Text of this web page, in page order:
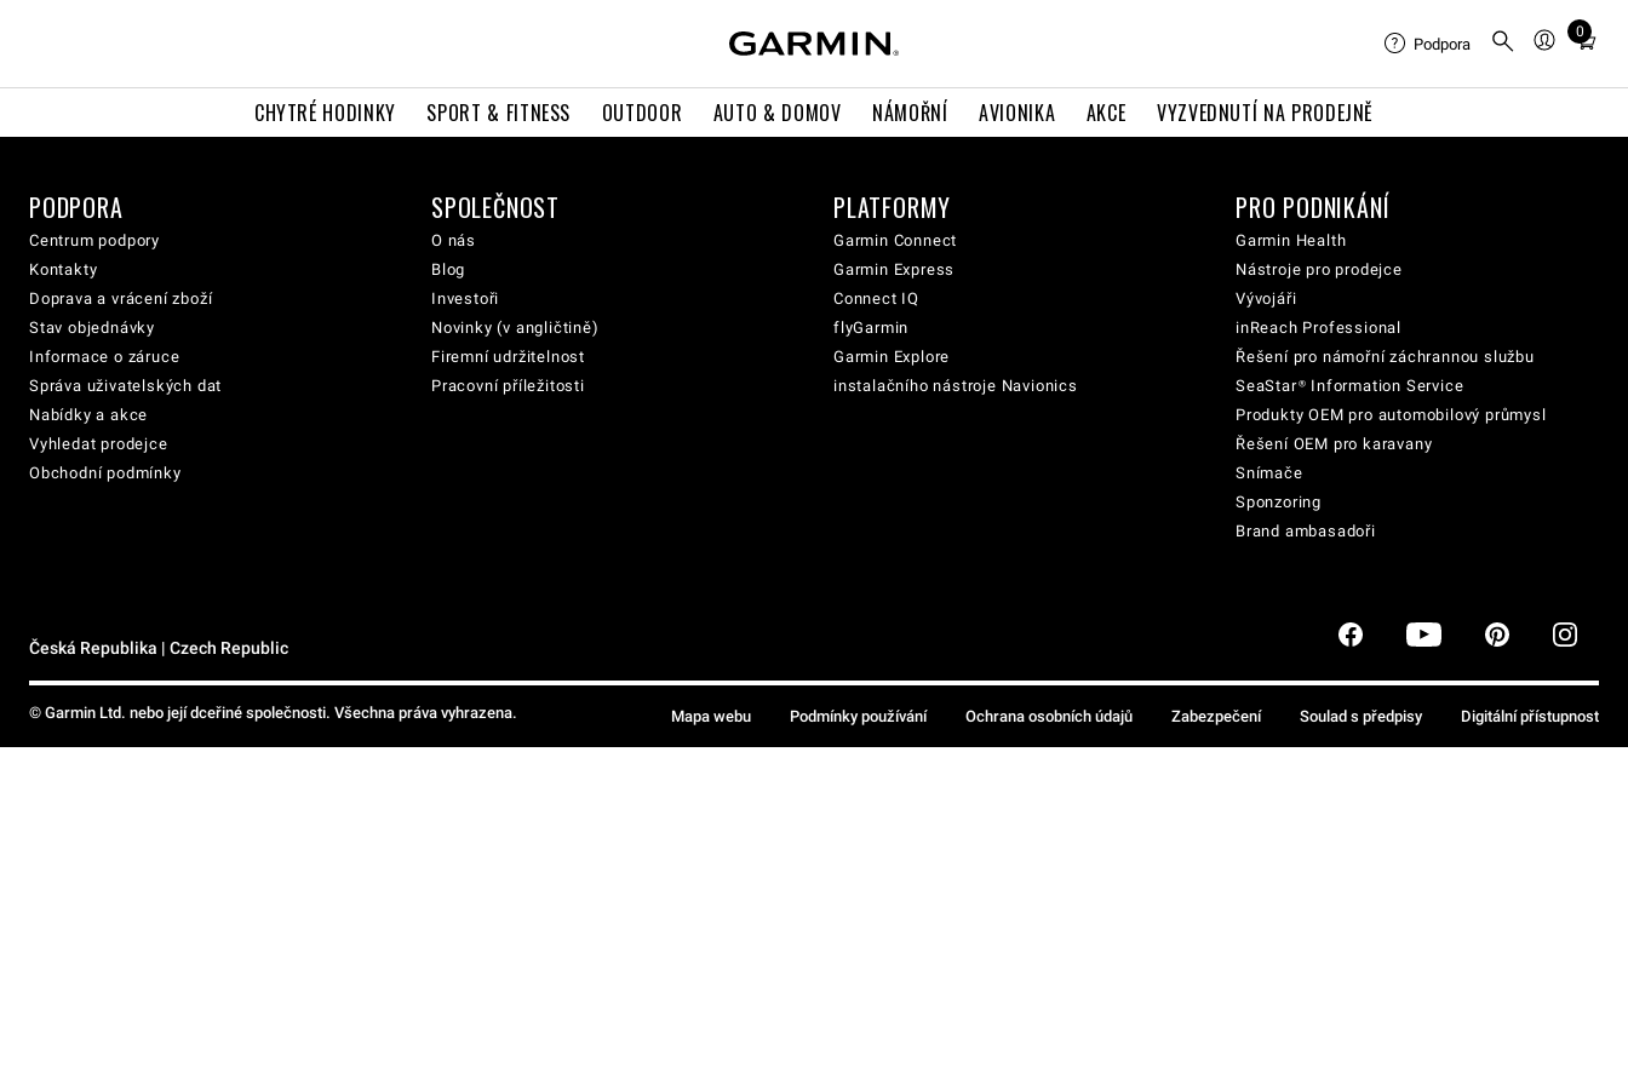
CHYTRÉ HODINKY SPORT & FITNESS OUTDOOR AUTO & DOMOV NÁMOŘNÍ AVIONIKA AKCE VYZVEDNUTÍ NA PRODEJNĚ
Podpora
0
Total
cart:
PODPORA
Centrum podpory
Kontakty
Doprava a vrácení zboží
Stav objednávky
Informace o záruce
Správa uživatelských dat
Nabídky a akce
Vyhledat prodejce
Obchodní podmínky
SPOLEČNOST
O nás
Blog
Investoři
Novinky (v angličtině)
Firemní udržitelnost
Pracovní příležitosti
PLATFORMY
Garmin Connect
Garmin Express
Connect IQ
flyGarmin
Garmin Explore
instalačního nástroje Navionics
PRO PODNIKÁNÍ
Garmin Health
Nástroje pro prodejce
Vývojáři
inReach Professional
Řešení pro námořní záchrannou službu
SeaStar® Information Service
Produkty OEM pro automobilový průmysl
Řešení OEM pro karavany
Snímače
Sponzoring
Brand ambasadoři
Česká Republika | Czech Republic
© Garmin Ltd. nebo její dceřiné společnosti. Všechna práva vyhrazena. Mapa webu Podmínky používání Ochrana osobních údajů Zabezpečení Soulad s předpisy Digitální přístupnost